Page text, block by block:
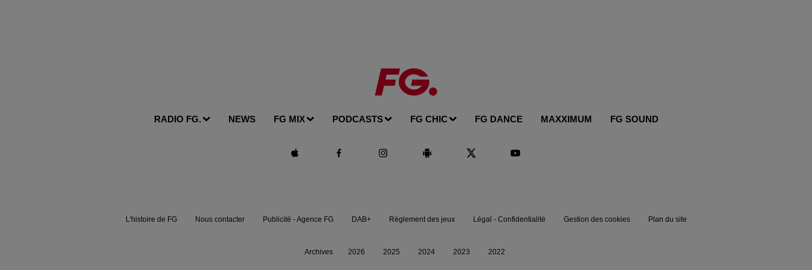
RADIO FG. NEWS FG MIX PODCASTS FG CHIC FG DANCE MAXXIMUM FG SOUND
L'histoire de FG Nous contacter Publicité - Agence FG DAB+ Règlement des jeux Légal - Confidentialité Gestion des cookies Plan du site
Archives 2026 2025 2024 2023 2022